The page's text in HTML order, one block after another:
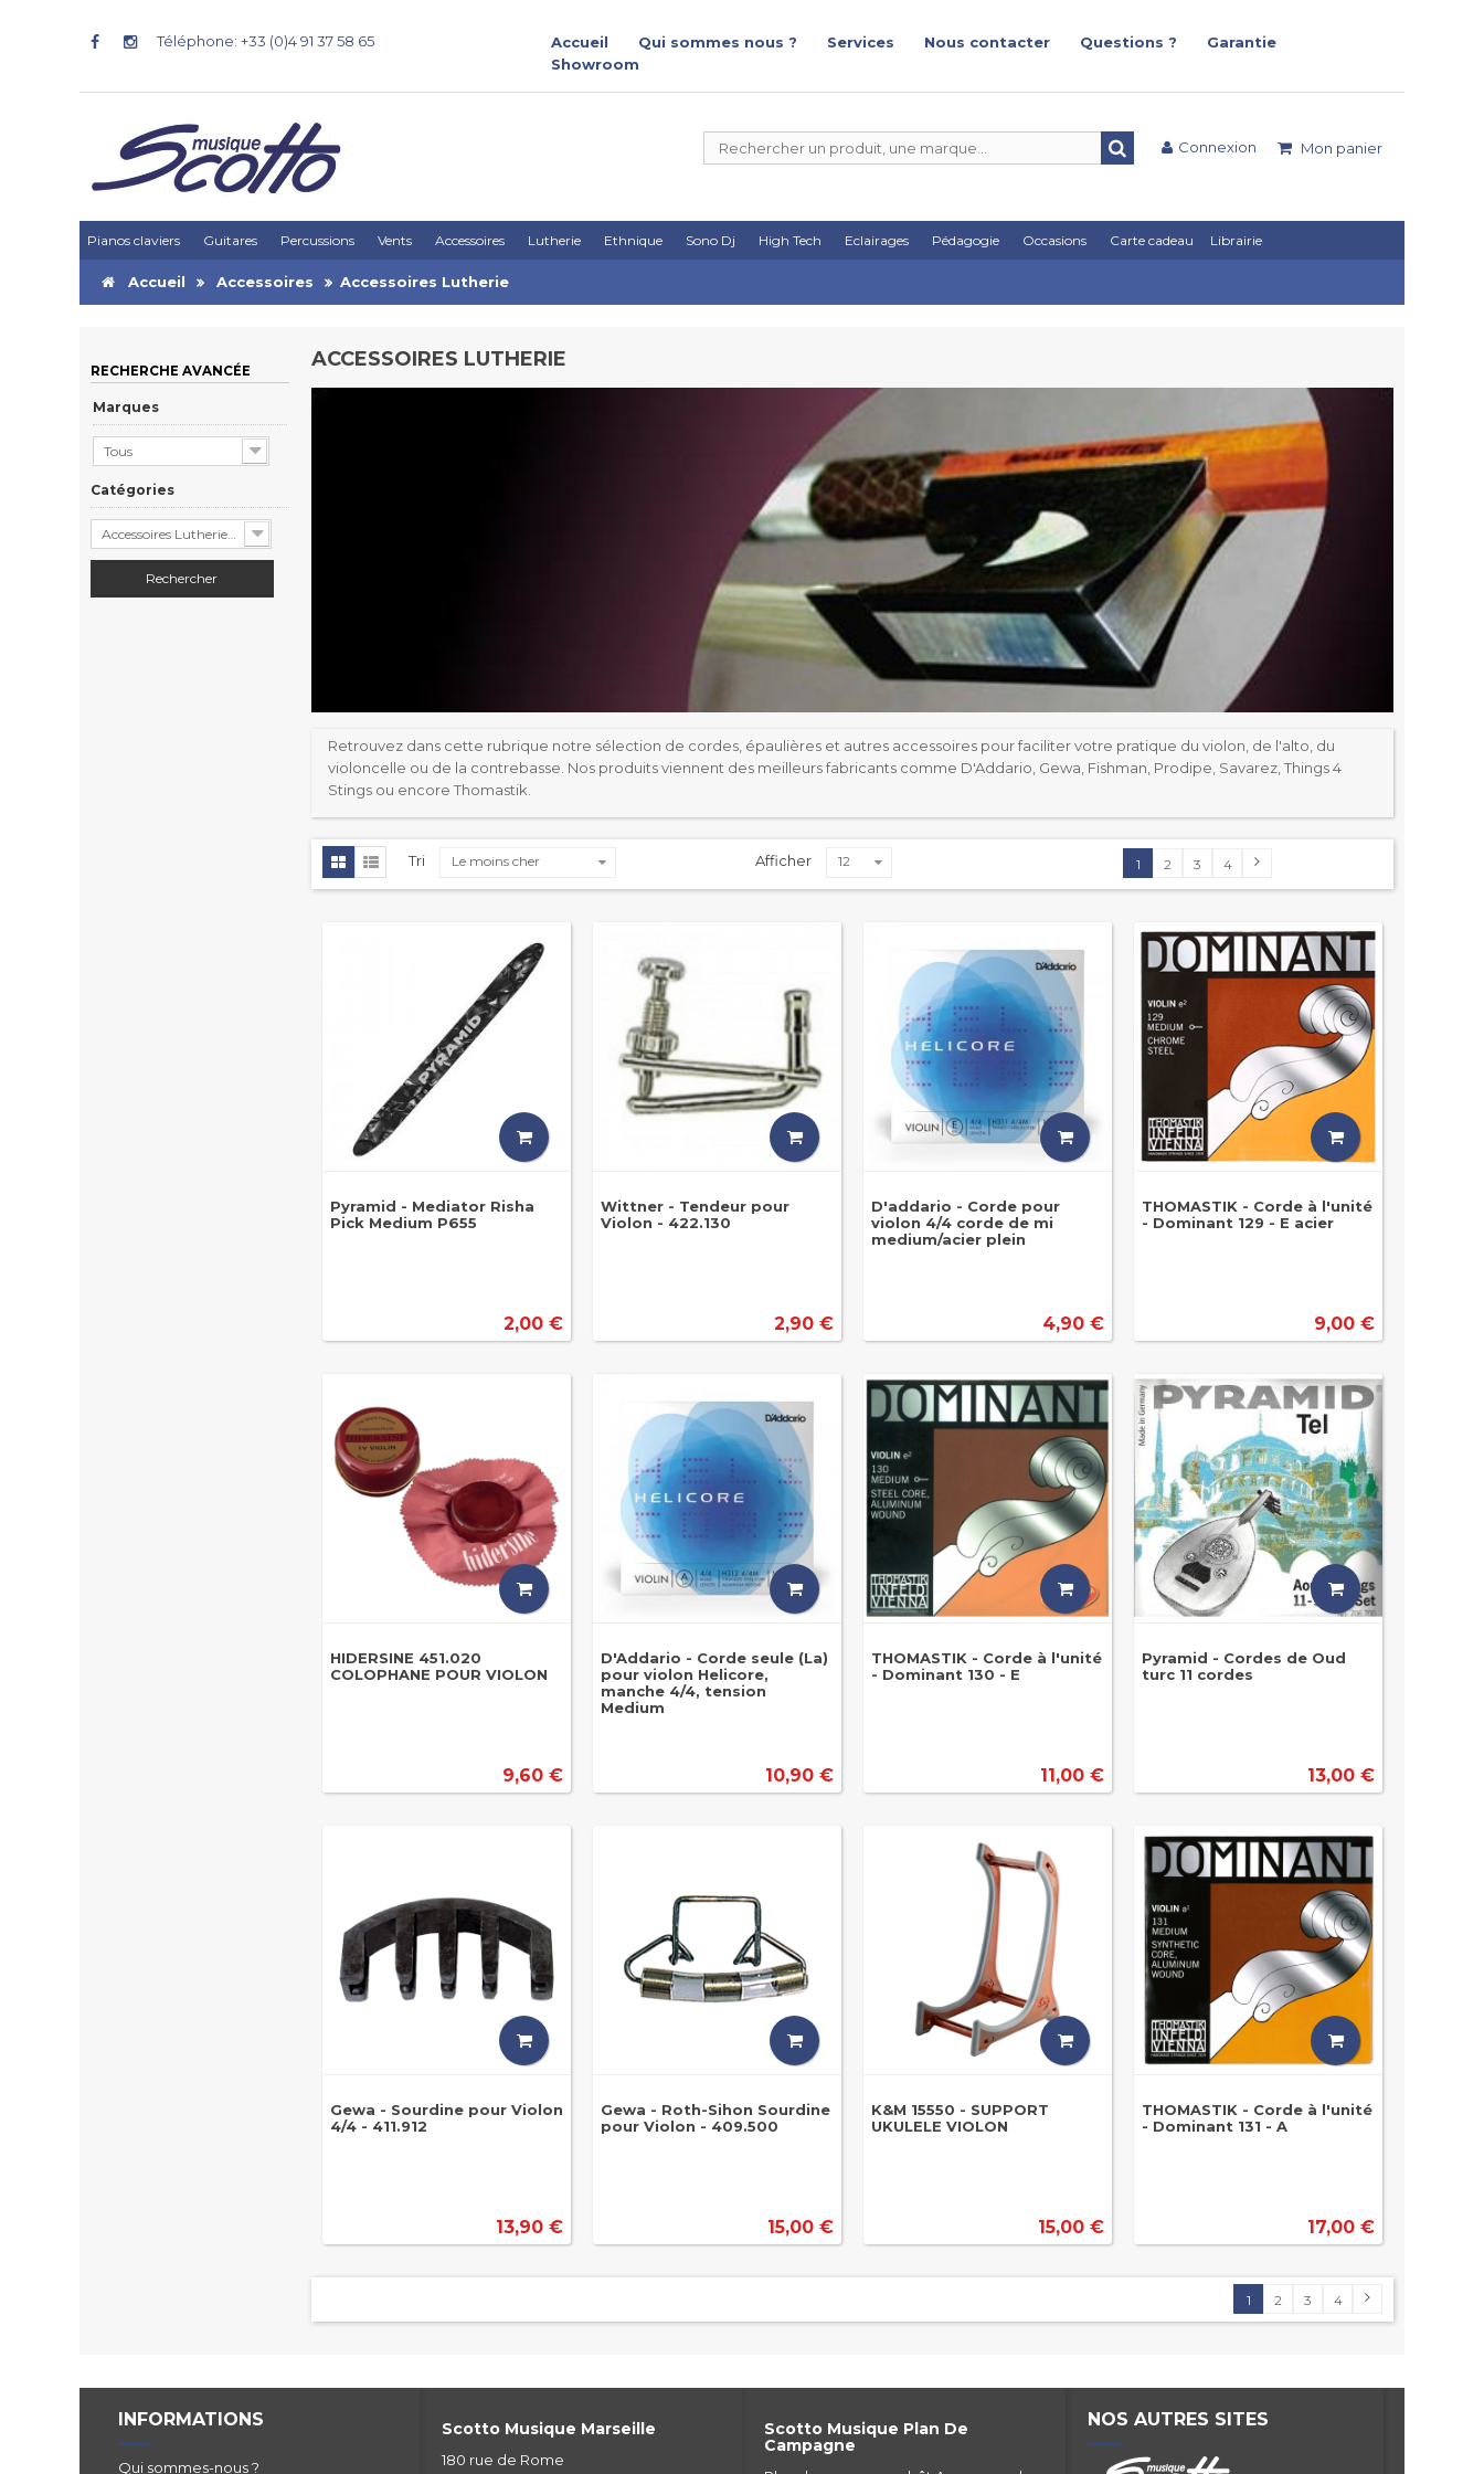
Téléphone: +33 (0)4 91 37 58 65 Accueil Qui sommes nous ? Services Nous contacter Questions ?
Garantie
Showroom
Mon panier
Connexion
Pianos claviers Guitares Percussions Vents Accessoires Lutherie Ethnique Sono Dj High Tech Eclairages Pédagogie Occasions Carte cadeau Librairie
Accueil Accessoires Accessoires Lutherie
RECHERCHE AVANCÉE
Marques
Tous
Catégories
ACCESSOIRES LUTHERIE
Retrouvez dans cette rubrique notre sélection de cordes, épaulières et autres accessoires pour faciliter votre pratique du violon, de l'alto, du
violoncelle ou de la contrebasse. Nos produits viennent des meilleurs fabricants comme D'Addario, Gewa, Fishman, Prodipe, Savarez, Things 4
Stings ou encore Thomastik.
1 2 3 4
Tri Le moins cher Afficher 12
Pyramid - Mediator Risha
Pick Medium P655
2,00 €
Wittner - Tendeur pour
Violon - 422.130
2,90 €
D'addario - Corde pour
violon 4/4 corde de mi
medium/acier plein
4,90 €
THOMASTIK - Corde à l'unité
- Dominant 129 - E acier
9,00 €
HIDERSINE 451.020
COLOPHANE POUR VIOLON
9,60 €
D'Addario - Corde seule (La)
pour violon Helicore,
manche 4/4, tension
Medium
10,90 €
THOMASTIK - Corde à l'unité
- Dominant 130 - E
11,00 €
Pyramid - Cordes de Oud
turc 11 cordes
13,00 €
Gewa - Sourdine pour Violon
4/4 - 411.912
13,90 €
Gewa - Roth-Sihon Sourdine
pour Violon - 409.500
15,00 €
K&M 15550 - SUPPORT
UKULELE VIOLON
15,00 €
THOMASTIK - Corde à l'unité
- Dominant 131 - A
17,00 €
1 2 3 4
INFORMATIONS
Qui sommes-nous ?
Scotto Musique Marseille
180 rue de Rome
Scotto Musique Plan De
Campagne
NOS AUTRES SITES